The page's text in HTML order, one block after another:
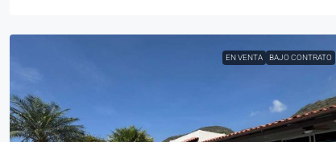
EN VENTA BAJO CONTRATO